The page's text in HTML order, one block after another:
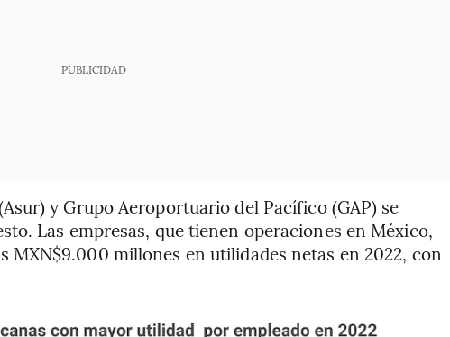
PUBLICIDAD
y Grupo Aeroportuario del Pacífico (GAP) se
Las empresas, que tienen operaciones en México,
MXN$9.000 millones en utilidades netas en 2022, con